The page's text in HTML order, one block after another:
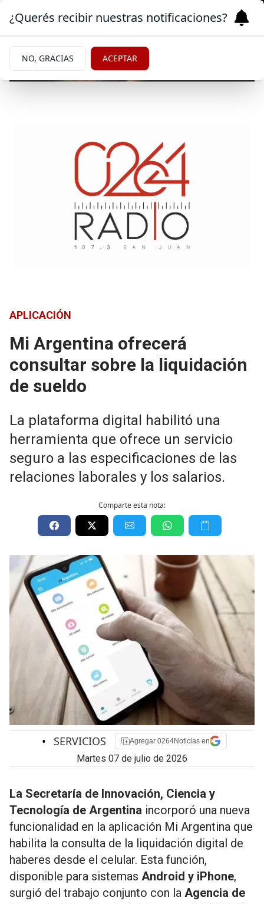
APLICACIÓN
Mi Argentina ofrecerá
consultar sobre la liquidación
de sueldo
La plataforma digital habilitó una
herramienta que ofrece un servicio
seguro a las especificaciones de las
relaciones laborales y los salarios.
Comparte esta nota:
• SERVICIOS Agregar 0264Noticias en
martes 07 de julio de 2026
La Secretaría de Innovación, Ciencia y
Tecnología de Argentina incorporó una nueva
funcionalidad en la aplicación Mi Argentina que
habilita la consulta de la liquidación digital de
haberes desde el celular. Esta función,
disponible para sistemas Android y iPhone,
surgió del trabajo conjunto con la Agencia de
¿Querés recibir nuestras notificaciones?
NO, GRACIAS ACEPTAR